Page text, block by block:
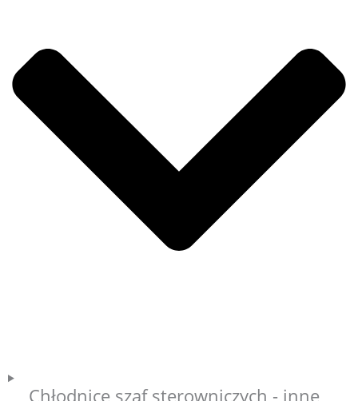
Chłodnice szaf sterowniczych - inne